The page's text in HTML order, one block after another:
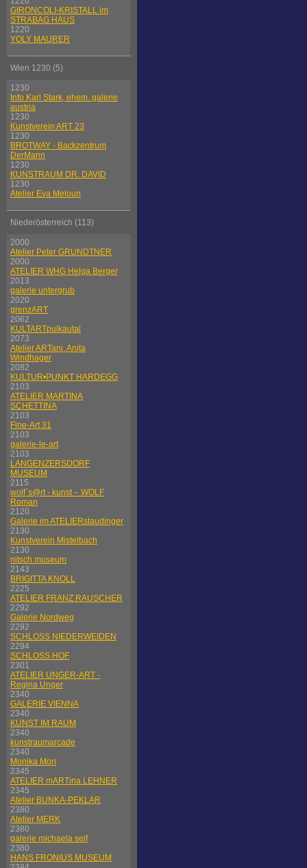
GIRONCOLI-KRISTALL im
STRABAG HAUS
1220
YOLY MAURER
Wien 1230 (5)
1230
Info Karl Stark, ehem. galerie
austria
1230
Kunstverein ART 23
1230
BROTWAY - Backzentrum
DerMann
1230
KUNSTRAUM DR. DAVID
1230
Atelier Eva Meloun
Niederösterreich (113)
2000
Atelier Peter GRUNDTNER
2000
ATELIER WHG Helga Berger
2013
galerie untergrub
2020
grenzART
2062
KULTARTpulkautal
2073
Atelier ARTani, Anita
Windhager
2082
KULTUR•PUNKT HARDEGG
2103
ATELIER MARTINA
SCHETTINA
2103
Fine-Art 31
2103
galerie-le-art
2103
LANGENZERSDORF
MUSEUM
2115
wolf´s@rt - kunst – WOLF
Roman
2120
Galerie im ATELIERstaudinger
2130
Kunstverein Mistelbach
2130
nitsch museum
2143
BRIGITTA KNOLL
2225
ATELIER FRANZ RAUSCHER
2292
Galerie Nordweg
2292
SCHLOSS NIEDERWEIDEN
2294
SCHLOSS HOF
2301
ATELIER UNGER-ART -
Regina Unger
2340
GALERIE VIENNA
2340
KUNST IM RAUM
2340
kunstraumarcade
2340
Monika Mori
2345
ATELIER mARTina LEHNER
2345
Atelier BUNKA-PEKLAR
2380
Atelier MERK
2380
galerie michaela seif
2380
HANS FRONIUS MUSEUM